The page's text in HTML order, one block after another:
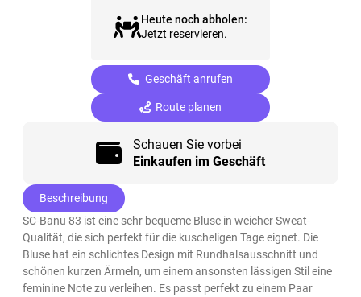
Heute noch abholen:
Jetzt reservieren.
Geschäft anrufen
Route planen
Schauen Sie vorbei
Einkaufen im Geschäft
Beschreibung
SC-Banu 83 ist eine sehr bequeme Bluse in weicher Sweat-
Qualität, die sich perfekt für die kuscheligen Tage eignet. Die
Bluse hat ein schlichtes Design mit Rundhalsausschnitt und
schönen kurzen Ärmeln, um einem ansonsten lässigen Stil eine
feminine Note zu verleihen. Es passt perfekt zu einem Paar